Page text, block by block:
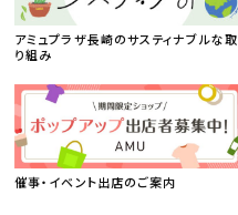
アミュプラザ長崎のサスティナブルな取
り組み
催事・イベント出店のご案内